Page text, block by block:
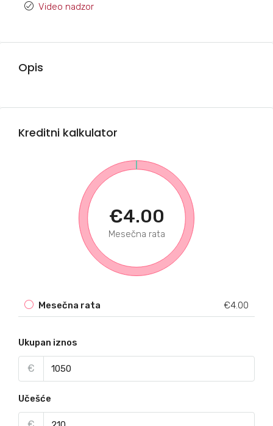
Video nadzor
Opis
Kreditni kalkulator
€4.00
Mesečna rata
Mesečna rata €4.00
Ukupan iznos
€
Učešće